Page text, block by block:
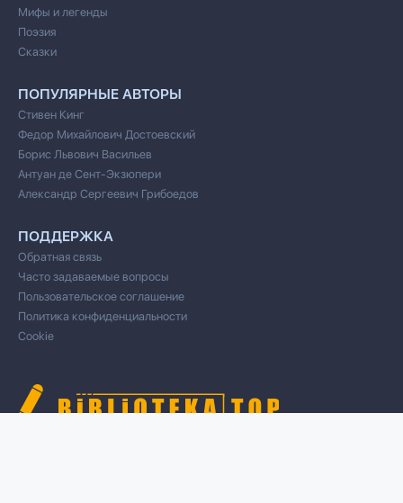
Мифы и легенды
Поэзия
Сказки
ПОПУЛЯРНЫЕ АВТОРЫ
Стивен Кинг
Федор Михайлович Достоевский
Борис Львович Васильев
Антуан де Сент-Экзюпери
Александр Сергеевич Грибоедов
ПОДДЕРЖКА
Обратная связь
Часто задаваемые вопросы
Пользовательское соглашение
Политика конфиденциальности
Cookie